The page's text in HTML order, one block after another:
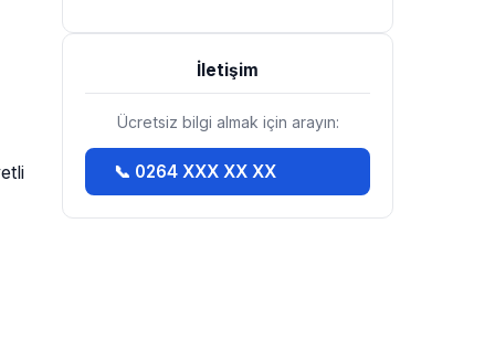
İletişim
Ücretsiz bilgi almak için arayın:
📞 0264 XXX XX XX